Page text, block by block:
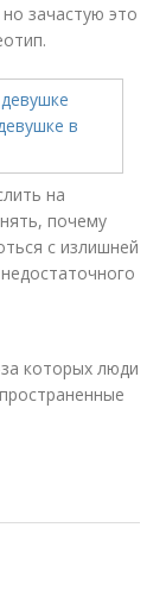
зачастую это
на
почему
с излишней
которых люди